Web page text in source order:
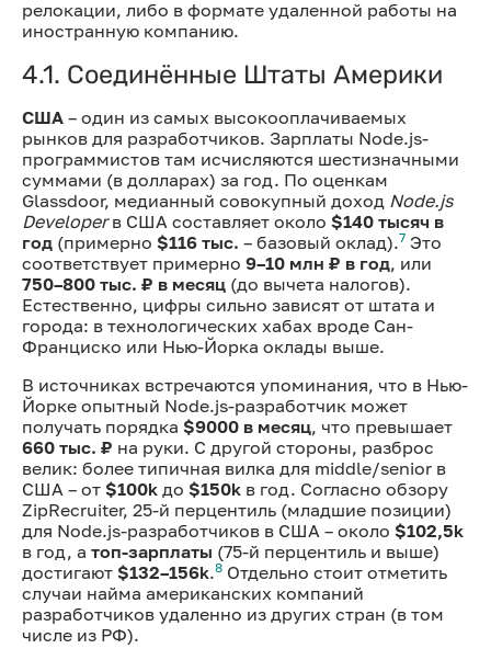
релокации, либо в формате удаленной работы на
иностранную компанию.
4.1. Соединённые Штаты Америки
США – один из самых высокооплачиваемых
рынков для разработчиков. Зарплаты Node.js-
программистов там исчисляются шестизначными
суммами (в долларах) за год. По оценкам
Glassdoor, медианный совокупный доход Node.js
Developerв США составляет около $140 тысяч в
год (примерно $116 тыс. – базовый оклад).7 Это
соответствует примерно 9–10 млн ₽ в год, или
750–800 тыс. ₽ в месяц (до вычета налогов).
Естественно, цифры сильно зависят от штата и
города: в технологических хабах вроде Сан-
Франциско или Нью-Йорка оклады выше.
В источниках встречаются упоминания, что в Нью-
Йорке опытный Node.js-разработчик может
получать порядка $9000 в месяц, что превышает
660 тыс. ₽ на руки. С другой стороны, разброс
велик: более типичная вилка для middle/senior в
США – от $100k до $150k в год. Согласно обзору
ZipRecruiter, 25-й перцентиль (младшие позиции)
для Node.js-разработчиков в США – около $102,5k
в год, а топ-зарплаты (75-й перцентиль и выше)
достигают $132–156k.8 Отдельно стоит отметить
случаи найма американских компаний
разработчиков удаленно из других стран (в том
числе из РФ).